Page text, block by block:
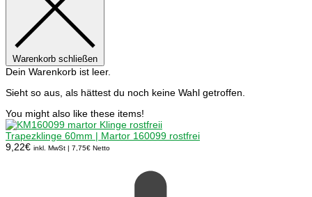
Warenkorb schließen
Dein Warenkorb ist leer.
Sieht so aus, als hättest du noch keine Wahl getroffen.
You might also like these items!
Trapezklinge 60mm | Martor 160099 rostfrei
9,22€ inkl. MwSt | 7,75€ Netto